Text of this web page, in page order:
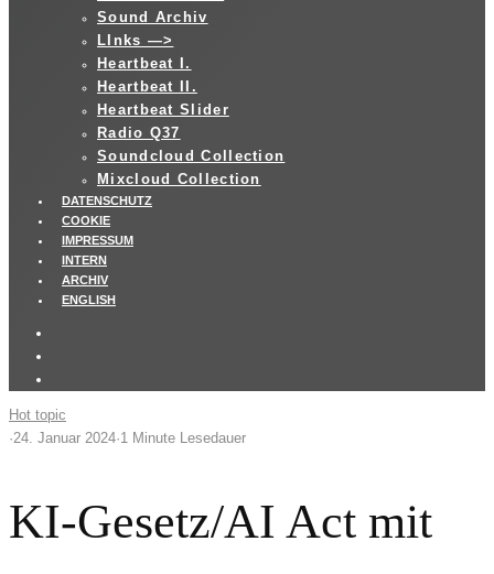
Sound Archiv
LInks —>
Heartbeat I.
Heartbeat II.
Heartbeat Slider
Radio Q37
Soundcloud Collection
Mixcloud Collection
DATENSCHUTZ
COOKIE
IMPRESSUM
INTERN
ARCHIV
ENGLISH
Hot topic
·24. Januar 2024·1 Minute Lesedauer
KI-Gesetz/AI Act mit